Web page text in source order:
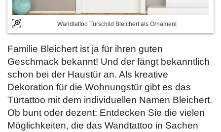
Wandtattoo Türschild Bleichert als Ornament
Familie Bleichert ist ja für ihren guten
Geschmack bekannt! Und der fängt bekanntlich
schon bei der Haustür an. Als kreative
Dekoration für die Wohnungstür gibt es das
Türtattoo mit dem individuellen Namen Bleichert.
Ob bunt oder dezent: Entdecken Sie die vielen
Möglichkeiten, die das Wandtattoo in Sachen